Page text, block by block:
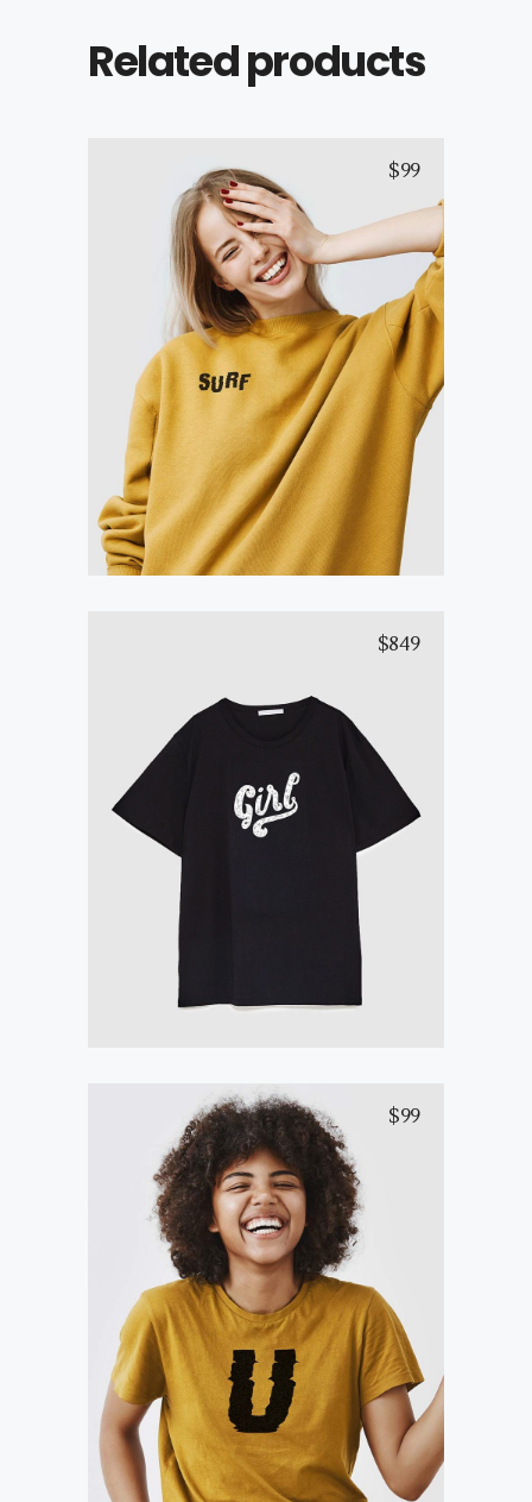
Related products
$99
Yellow T-Shirt
Select options
$849
Black Urban T-Shirt
$99
Yellow T-Shirt
Add to cart